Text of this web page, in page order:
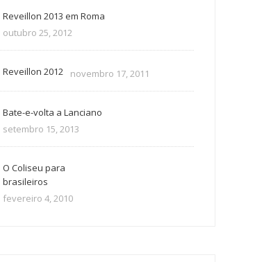
Reveillon 2013 em Roma
outubro 25, 2012
Reveillon 2012 novembro 17, 2011
Bate-e-volta a Lanciano
setembro 15, 2013
O Coliseu para
brasileiros
fevereiro 4, 2010